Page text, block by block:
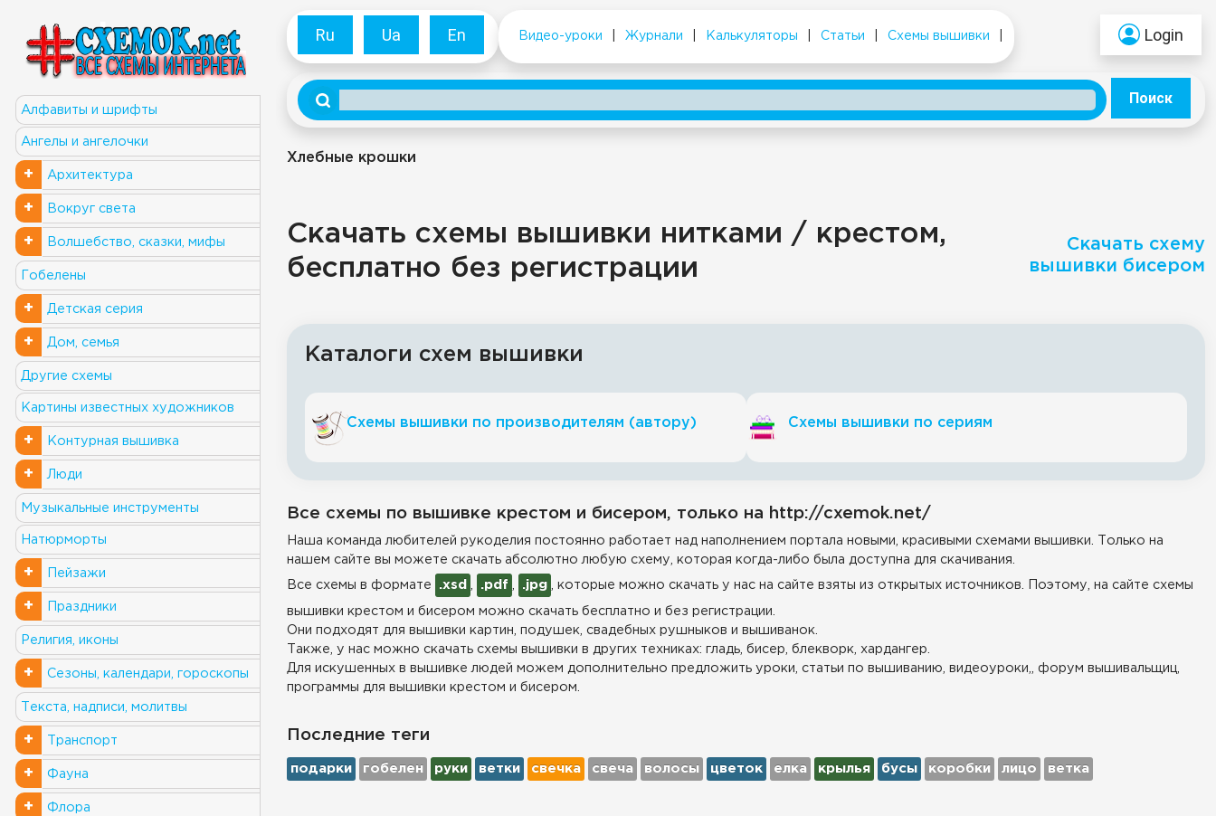
Алфавиты и шрифты
Ангелы и ангелочки
+ Архитектура
+ Вокруг света
+ Волшебство, сказки, мифы
Гобелены
+ Детская серия
+ Дом, семья
Другие схемы
Картины известных художников
+ Контурная вышивка
+ Люди
Музыкальные инструменты
Натюрморты
+ Пейзажи
+ Праздники
Религия, иконы
+ Сезоны, календари, гороскопы
Текста, надписи, молитвы
+ Транспорт
+ Фауна
+ Флора
Ru Ua En Видео-уроки Журнали Калькуляторы Статьи Схемы вышивки Login
Поиск
Хлебные крошки
Скачать схемы вышивки нитками / крестом,
бесплатно без регистрации
Скачать схему
вышивки бисером
Каталоги схем вышивки
Схемы вышивки по производителям (автору) Схемы вышивки по сериям
Все схемы по вышивке крестом и бисером, только на http://cxemok.net/
Наша команда любителей рукоделия постоянно работает над наполнением портала новыми, красивыми схемами вышивки. Только на
нашем сайте вы можете скачать абсолютно любую схему, которая когда-либо была доступна для скачивания.
Все схемы в формате .xsd .pdf .jpg , которые можно скачать у нас на сайте взяты из открытых источников. Поэтому, на сайте схемы
вышивки крестом и бисером можно скачать бесплатно и без регистрации.
Они подходят для вышивки картин, подушек, свадебных рушныков и вышиванок.
Также, у нас можно скачать схемы вышивки в других техниках: гладь, бисер, блекворк, хардангер.
Для искушенных в вышивке людей можем дополнительно предложить уроки, статьи по вышиванию, видеоуроки,, форум вышивальщиц,
программы для вышивки крестом и бисером.
Последние теги
подарки гобелен руки ветки свечка свеча волосы цветок елка крылья бусы коробки лицо ветка